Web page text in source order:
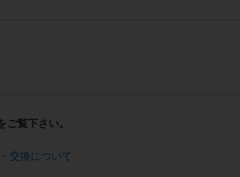
覧下さい。
交換について